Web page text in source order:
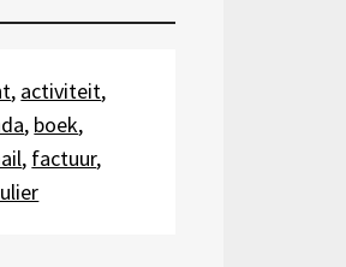
, activiteit,
, boek,
, factuur,